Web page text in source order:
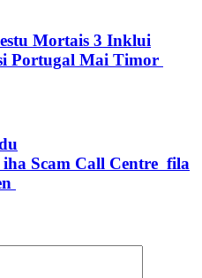
Mortais 3 Inklui
Portugal Mai Timor
Scam Call Centre fila